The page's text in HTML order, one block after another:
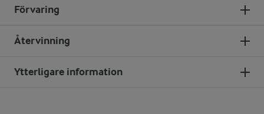
Förvaring
Återvinning
Ytterligare information